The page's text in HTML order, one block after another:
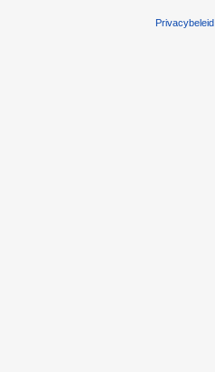
Privacybeleid